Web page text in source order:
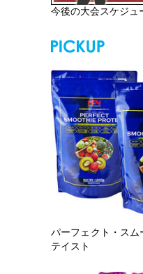
今後の大会スケジュ
パーフェクト・ス
テイスト